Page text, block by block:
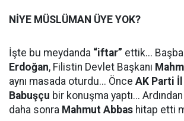
NİYE MÜSLÜMAN ÜYE YOK?
İşte bu meydanda “iftar” ettik...
Erdoğan, Filistin Devlet Başkanı
aynı masada oturdu... Önce AK Parti İl
Babuşçu bir konuşma yaptı... Ardından
daha sonra Mahmut Abbas hitap etti